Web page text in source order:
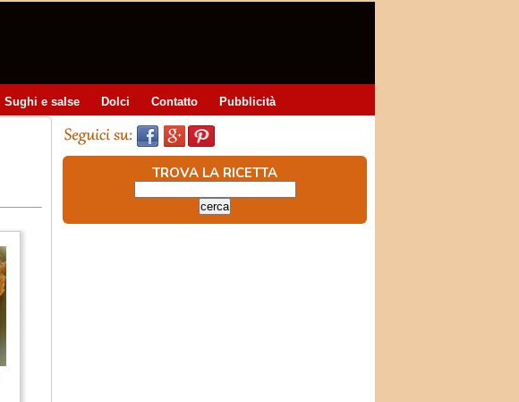
Sughi e salse Dolci Contatto Pubblicità
TROVA LA RICETTA